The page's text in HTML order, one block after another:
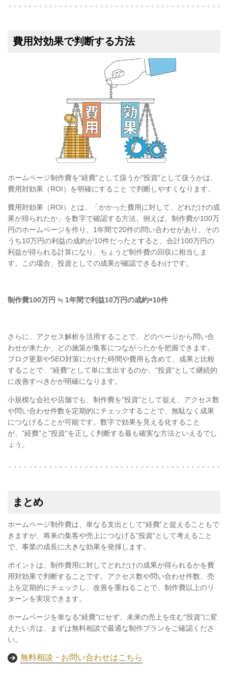
費用対効果で判断する方法
ホームページ制作費を"経費"として扱うか"投資"として扱うかは、
費用対効果（ROI）を明確にすること で判断しやすくなります。
費用対効果（ROI）とは、「かかった費用に対して、どれだけの成
果が得られたか」を数字で確認する方法。例えば、制作費が100万
円のホームページを作り、1年間で20件の問い合わせがあり、その
うち10万円の利益の成約が10件だったとすると、合計100万円の
利益が得られる計算になり、ちょうど制作費の回収に相当しま
す。この場合、投資としての成果が確認できるわけです。
制作費100万円 ≒ 1年間で利益10万円の成約×10件
さらに、アクセス解析を活用することで、どのページから問い合
わせが来たか、どの施策が集客につながったかを把握できます。
ブログ更新やSEO対策にかけた時間や費用も含めて、成果と比較
することで、"経費"として単に支出するのか、"投資"として継続的
に改善すべきかが明確になります。
小規模な会社や店舗でも、制作費を"投資"として捉え、アクセス数
や問い合わせ件数を定期的にチェックすることで、無駄なく成果
につなげることが可能です。数字で効果を見える化すること
が、"経費"と"投資"を正しく判断する最も確実な方法といえるでし
ょう。
まとめ
ホームページ制作費は、単なる支出として"経費"と捉えることもで
きますが、将来の集客や売上につなげる"投資"として考えること
で、事業の成長に大きな効果を発揮します。
ポイントは、制作費用に対してどれだけの成果が得られるかを費
用対効果で判断することです。アクセス数や問い合わせ件数、売
上を定期的にチェックし、改善を重ねることで、制作費以上のリ
ターンを実現できます。
ホームページを単なる"経費"にせず、未来の売上を生む"投資"に変
えたい方は、まずは無料相談で最適な制作プランをご確認くださ
い。
無料相談・お問い合わせはこちら